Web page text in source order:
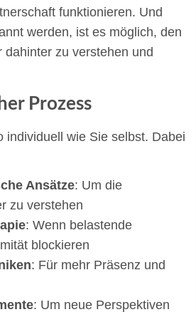
funktionieren. Und
werden, ist es möglich, den
dahinter zu verstehen und
Prozess
individuell wie Sie selbst. Dabei
Ansätze: Um die
zu verstehen
: Wenn belastende
blockieren
: Für mehr Präsenz und
: Um neue Perspektiven